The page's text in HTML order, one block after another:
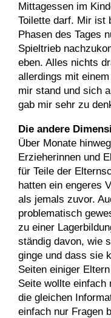
Mittagessen im
Toilette darf. Mir ist
Phasen des Tages
Spieltrieb
eben. Alles nichts
allerdings mit
mir stand und sich
gab mir sehr zu
Die andere
Über Monate
Erzieherinnen und
für Teile der
hatten ein engeres
als jemals zuvor.
problematisch
zu einer
ständig davon, wie
ginge und dass sie
Seiten einiger
Seite wollte einfach
die gleichen
einfach nur Fragen